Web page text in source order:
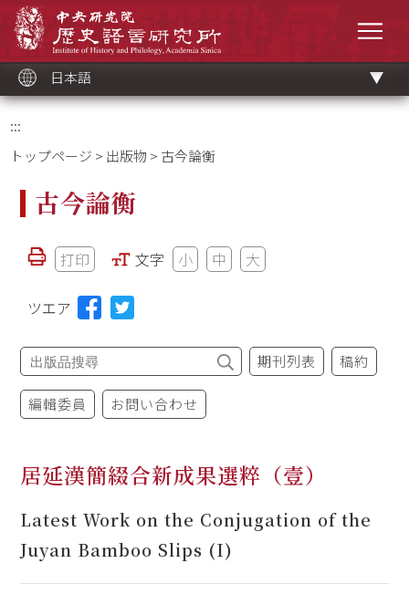
ッ
ク
日本語
:::
トップページ > 出版物 > 古今論衡
古今論衡
打印 文字 小 中 大
ツエア
期刊列表 稿約
編輯委員 お問い合わせ
居延漢簡綴合新成果選粹（壹）
Latest Work on the Conjugation of the
Juyan Bamboo Slips (I)